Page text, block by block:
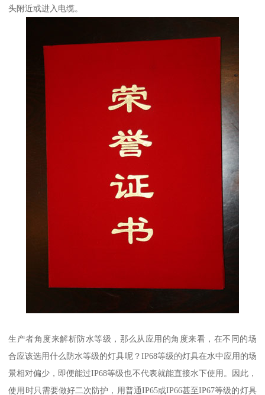
头附近或进入电缆。
生产者角度来解析防水等级，那么从应用的角度来看，在不同的场
合应该选用什么防水等级的灯具呢？IP68等级的灯具在水中应用的场
景相对偏少，即便能过IP68等级也不代表就能直接水下使用。因此，
使用时只需要做好二次防护，用普通IP65或IP66甚至IP67等级的灯具